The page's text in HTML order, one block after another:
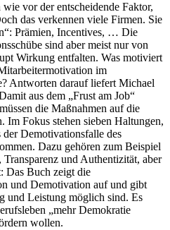
vor der entscheidende Faktor,
das verkennen viele Firmen. Sie
Prämien, Incentives, … Die
sind aber meist nur von
Wirkung entfalten. Was motiviert
im
Antworten darauf liefert Michael
aus dem „Frust am Job“
die Maßnahmen auf die
Im Fokus stehen sieben Haltungen,
Demotivationsfalle des
Dazu gehören zum Beispiel
und Authentizität, aber
Das Buch zeigt die
und Demotivation auf und gibt
und Leistung möglich sind. Es
„mehr Demokratie
wollen.